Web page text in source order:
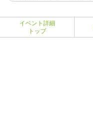
イベント詳細
トップ